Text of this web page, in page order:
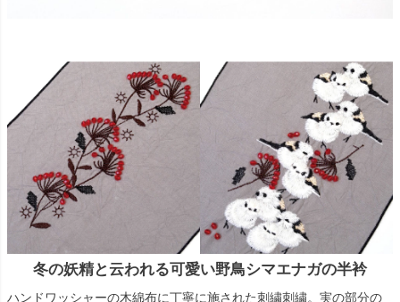
冬の妖精と云われる可愛い野鳥シマエナガの半衿
ハンドワッシャーの木綿布に丁寧に施された刺繍刺繍。実の部分の